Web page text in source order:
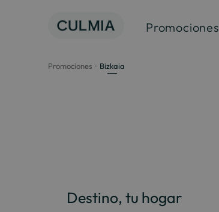
Promociones
Promociones Bizkaia
Destino, tu hogar